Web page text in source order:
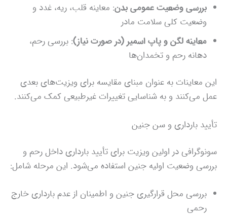
بررسی وضعیت عمومی بدن: معاینه قلب، ریه، غدد و
وضعیت کلی سلامت مادر
معاینه لگن و پاپ اسمیر (در صورت نیاز): بررسی رحم،
دهانه رحم و تخمدان‌ها
این معاینات به عنوان مبنای مقایسه برای ویزیت‌های بعدی
عمل می‌کنند و به شناسایی تغییرات غیرطبیعی کمک می‌کنند.
تأیید بارداری و سن جنین
سونوگرافی در اولین ویزیت برای تأیید بارداری داخل رحم و
بررسی وضعیت اولیه جنین استفاده می‌شود. این مرحله شامل:
بررسی محل قرارگیری جنین و اطمینان از عدم بارداری خارج
رحمی